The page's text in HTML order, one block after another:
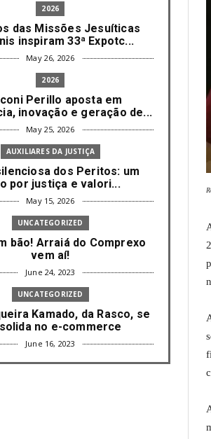
2026
das Missões Jesuíticas
inspiram 33ª Expotc...
May 26, 2026
2026
Perillo aposta em
inovação e geração de...
May 25, 2026
AUXILIARES DA JUSTIÇA
dos Peritos: um
por justiça e valori...
May 15, 2026
UNCATEGORIZED
bão! Arraiá do Comprexo
vem aí!
June 24, 2023
UNCATEGORIZED
Kamado, da Rasco, se
no e-commerce
June 16, 2023
UNCATEGORIZED